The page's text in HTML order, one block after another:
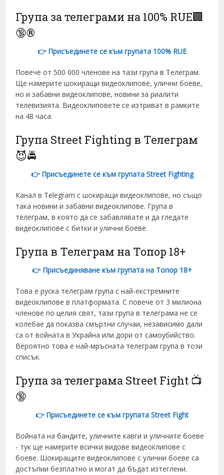
Polish
French (Canada)
Ukrainian
Turkish
Dutch
Arabic
Indonesian
Hungarian
Hebrew
Latvian
Lithuanian
Slovak
Slovenian
Група за телеграми на 100% RUE🏢
🔞®
👉 Присъединете се към групата 100% RUE
Повече от 500 000 членове на тази група в Телеграм.
Ще намерите шокиращи видеоклипове, улични боеве,
но и забавни видеоклипове, новини за риалити
телевизията. Видеоклиповете се изтриват в рамките
на 48 часа.
Група Street Fighting в Телеграм
😈🚔
👉 Присъединете се към групата Street Fighting
Канал в Telegram с шокиращи видеоклипове, но също
така новини и забавни видеоклипове. Група в
телеграм, в която да се забавлявате и да гледате
видеоклипове с битки и улични боеве.
Група в Телеграм на Топор 18+
👉 Присъединяване към групата на Топор 18+
Това е руска телеграм група с най-екстремните
видеоклипове в платформата. С повече от 3 милиона
членове по целия свят, тази група в телеграма не се
колебае да показва смъртни случаи, независимо дали
са от войната в Украйна или дори от самоубийство.
Вероятно това е най-мръсната телеграм група в този
списък.
Група за телеграма Street Fight 📺
🔞
👉 Присъединете се към групата Street Fight
Войната на бандите, уличните кавги и уличните боеве
- тук ще намерите всички видове видеоклипове с
боеве. Шокиращите видеоклипове с улични боеве са
достъпни безплатно и могат да бъдат изтеглени.